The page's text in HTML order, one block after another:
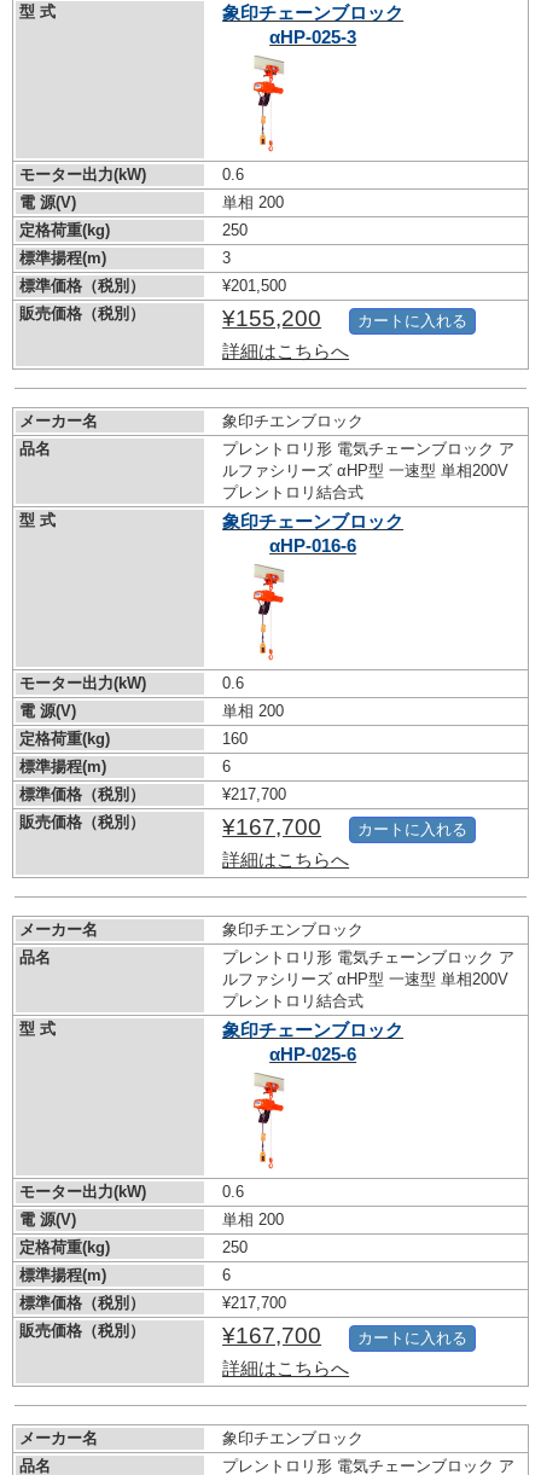
型 式
象印チェーンブロック
αHP-025-3
モーター出力(kW)
0.6
電 源(V)
単相 200
定格荷重(kg)
250
標準揚程(m)
3
標準価格（税別）
¥201,500
販売価格（税別）
¥155,200
詳細はこちらへ
カートに入れる
メーカー名
象印チエンブロック
品名
プレントロリ形 電気チェーンブロック ア
ルファシリーズ αHP型 一速型 単相200V
プレントロリ結合式
型 式
象印チェーンブロック
αHP-016-6
モーター出力(kW)
0.6
電 源(V)
単相 200
定格荷重(kg)
160
標準揚程(m)
6
標準価格（税別）
¥217,700
販売価格（税別）
¥167,700
詳細はこちらへ
カートに入れる
メーカー名
象印チエンブロック
品名
プレントロリ形 電気チェーンブロック ア
ルファシリーズ αHP型 一速型 単相200V
プレントロリ結合式
型 式
象印チェーンブロック
αHP-025-6
モーター出力(kW)
0.6
電 源(V)
単相 200
定格荷重(kg)
250
標準揚程(m)
6
標準価格（税別）
¥217,700
販売価格（税別）
¥167,700
詳細はこちらへ
カートに入れる
メーカー名
象印チエンブロック
品名
プレントロリ形 電気チェーンブロック ア